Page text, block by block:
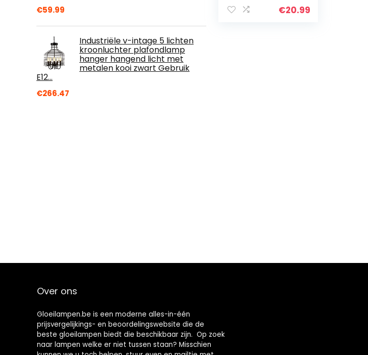
€59.99
Industriële v-intage 5 lichten
kroonluchter plafondlamp
hanger hangend licht met
metalen kooi zwart Gebruik
E12…
€266.47
Vintage Edison
€20.99
Over ons
Gloeilampen.be is een moderne alles-in-één
prijsvergelijkings- en beoordelingswebsite die de
beste gloeilampen biedt die beschikbaar zijn. Op zoek
naar lampen welke er niet tussen staan? Misschien